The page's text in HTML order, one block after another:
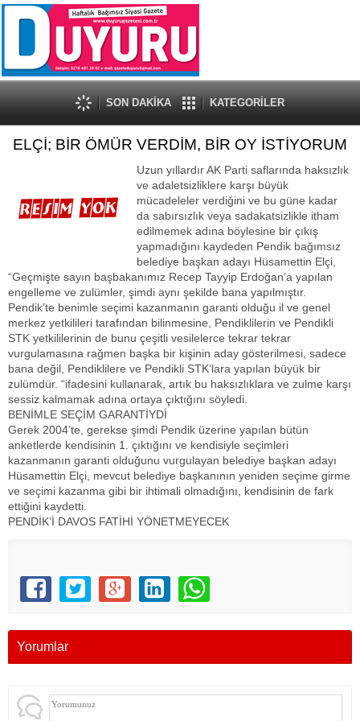
SON DAKİKA KATEGORİLER
ELÇİ; BİR ÖMÜR VERDİM, BİR OY İSTİYORUM
Uzun yıllardır AK Parti saflarında haksızlık
ve adaletsizliklere karşı büyük
mücadeleler verdiğini ve bu güne kadar
da sabırsızlık veya sadakatsizlikle itham
edilmemek adına böylesine bir çıkış
yapmadığını kaydeden Pendik bağımsız
belediye başkan adayı Hüsamettin Elçi,
“Geçmişte sayın başbakanımız Recep Tayyip Erdoğan’a yapılan
engelleme ve zulümler, şimdi aynı şekilde bana yapılmıştır.
Pendik’te benimle seçimi kazanmanın garanti olduğu il ve genel
merkez yetkilileri tarafından bilinmesine, Pendiklilerin ve Pendikli
STK yetkililerinin de bunu çeşitli vesilelerce tekrar tekrar
vurgulamasına rağmen başka bir kişinin aday gösterilmesi, sadece
bana değil, Pendiklilere ve Pendikli STK’lara yapılan büyük bir
zulümdür. “ifadesini kullanarak, artık bu haksızlıklara ve zulme karşı
sessiz kalmamak adına ortaya çıktığını söyledi.
BENİMLE SEÇİM GARANTİYDİ
Gerek 2004’te, gerekse şimdi Pendik üzerine yapılan bütün
anketlerde kendisinin 1. çıktığını ve kendisiyle seçimleri
kazanmanın garanti olduğunu vurgulayan belediye başkan adayı
Hüsamettin Elçi, mevcut belediye başkanının yeniden seçime girme
ve seçimi kazanma gibi bir ihtimali olmadığını, kendisinin de fark
ettiğini kaydetti.
PENDİK’İ DAVOS FATİHİ YÖNETMEYECEK
Yorumlar